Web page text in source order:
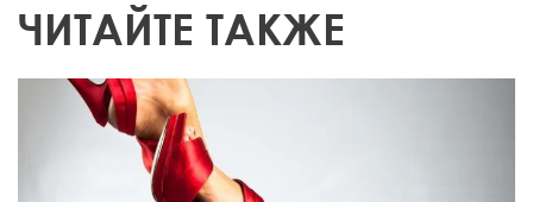
ЧИТАЙТЕ ТАКЖЕ